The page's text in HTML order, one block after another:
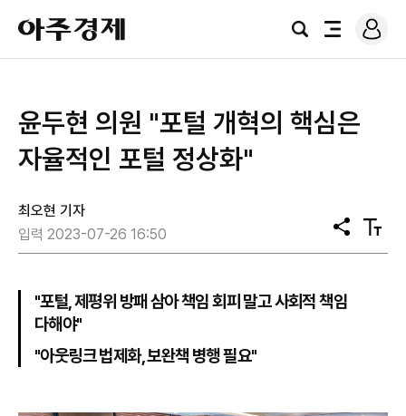
아
주
경
검
전
로
그
윤두현 의원 "포털 개혁의 핵심은
자율적인 포털 정상화"
최오현 기자
입력 2023-07-26 16:50
공
유
텍
스
"포털, 제평위 방패 삼아 책임 회피 말고 사회적 책임
다해야"
"아웃링크 법제화, 보완책 병행 필요"